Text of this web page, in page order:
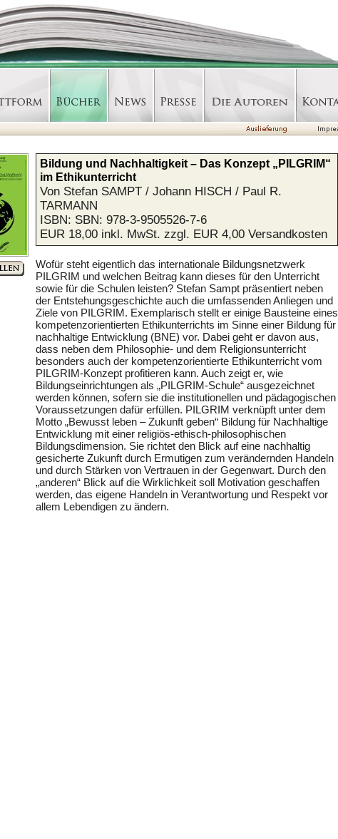
Bildung und Nachhaltigkeit – Das Konzept „PILGRIM“
im Ethikunterricht
Von Stefan SAMPT / Johann HISCH / Paul R.
TARMANN
ISBN: SBN: 978-3-9505526-7-6
EUR 18,00 inkl. MwSt. zzgl. EUR 4,00 Versandkosten
Wofür steht eigentlich das internationale Bildungsnetzwerk
PILGRIM und welchen Beitrag kann dieses für den Unterricht
sowie für die Schulen leisten? Stefan Sampt präsentiert neben
der Entstehungsgeschichte auch die umfassenden Anliegen und
Ziele von PILGRIM. Exemplarisch stellt er einige Bausteine eines
kompetenzorientierten Ethikunterrichts im Sinne einer Bildung für
nachhaltige Entwicklung (BNE) vor. Dabei geht er davon aus,
dass neben dem Philosophie- und dem Religionsunterricht
besonders auch der kompetenzorientierte Ethikunterricht vom
PILGRIM-Konzept profitieren kann. Auch zeigt er, wie
Bildungseinrichtungen als „PILGRIM-Schule“ ausgezeichnet
werden können, sofern sie die institutionellen und pädagogischen
Voraussetzungen dafür erfüllen. PILGRIM verknüpft unter dem
Motto „Bewusst leben – Zukunft geben“ Bildung für Nachhaltige
Entwicklung mit einer religiös-ethisch-philosophischen
Bildungsdimension. Sie richtet den Blick auf eine nachhaltig
gesicherte Zukunft durch Ermutigen zum verändernden Handeln
und durch Stärken von Vertrauen in der Gegenwart. Durch den
„anderen“ Blick auf die Wirklichkeit soll Motivation geschaffen
werden, das eigene Handeln in Verantwortung und Respekt vor
allem Lebendigen zu ändern.